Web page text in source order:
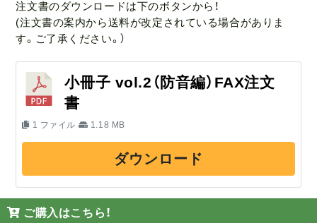
注文書のダウンロードは下のボタンから！
(注文書の案内から送料が改定されている場合がありま
す。ご了承ください。）
小冊子 vol.2（防音編）FAX注文
書
1 ファイル 1.18 MB
ダウンロード
ご購入はこちら！